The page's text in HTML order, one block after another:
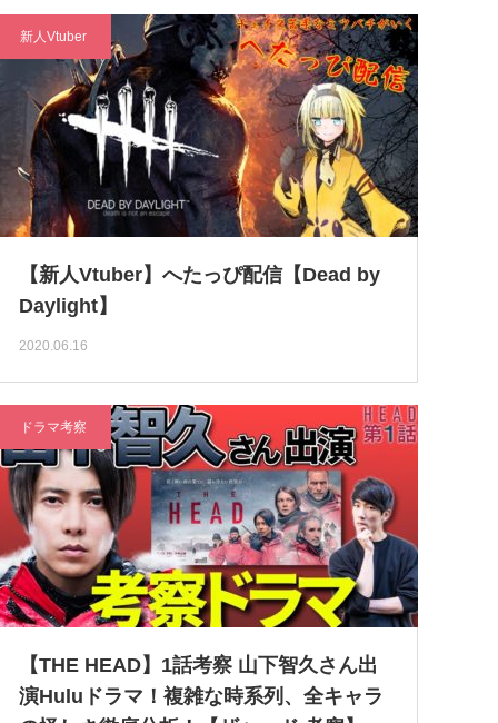
新人Vtuber
【新人Vtuber】へたっぴ配信【Dead by
Daylight】
2020.06.16
ドラマ考察
【THE HEAD】1話考察 山下智久さん出
演Huluドラマ！複雑な時系列、全キャラ